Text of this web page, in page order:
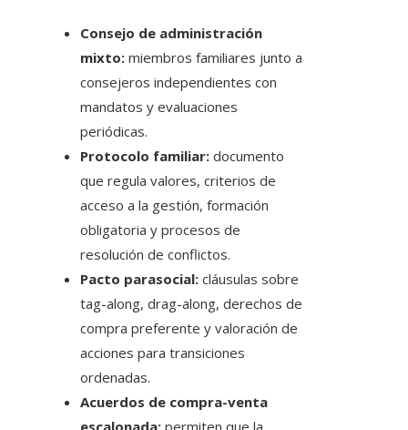
Consejo de administración
mixto: miembros familiares junto a
consejeros independientes con
mandatos y evaluaciones
periódicas.
Protocolo familiar: documento
que regula valores, criterios de
acceso a la gestión, formación
obligatoria y procesos de
resolución de conflictos.
Pacto parasocial: cláusulas sobre
tag-along, drag-along, derechos de
compra preferente y valoración de
acciones para transiciones
ordenadas.
Acuerdos de compra-venta